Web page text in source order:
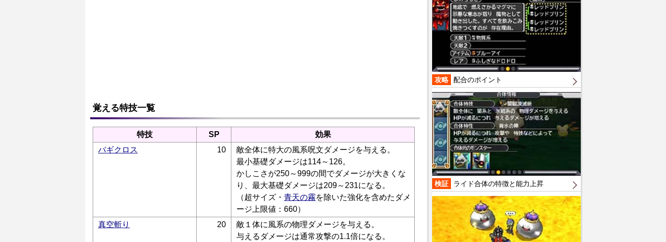
覚える特技一覧
特技 SP
効果
バギクロス
10
敵全体に特大の風系呪文ダメージを与える。
最小基礎ダメージは114～126。
かしこさが250～999の間でダメージが大きくな
り、最大基礎ダメージは209～231になる。
（超サイズ・ 青天の霧を除いた強化を含めたダメ
ージ上限値：660）
真空斬り
20
敵１体に風系の物理ダメージを与える。
与えるダメージは通常攻撃の1.1倍になる。
攻略 配合のポイント
検証 ライド合体の特徴と能力上昇